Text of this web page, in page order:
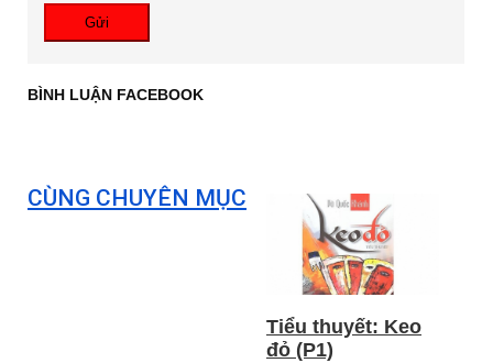
Gửi
BÌNH LUẬN FACEBOOK
CÙNG CHUYÊN MỤC
Tiểu thuyết: Keo
đỏ (P1)